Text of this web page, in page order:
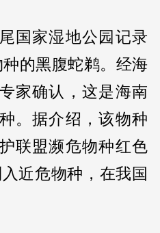
国家湿地公园记录
的黑腹蛇鹈。经海
家确认，这是海南
。据介绍，该物种
联盟濒危物种红色
近危物种，在我国